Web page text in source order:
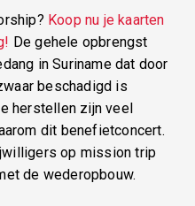
Koop nu je kaarten
De gehele opbrengst
in Suriname dat door
beschadigd is
herstellen zijn veel
dit benefietconcert.
op mission trip
de wederopbouw.